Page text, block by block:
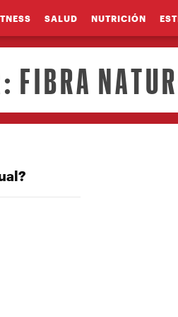
SALUD NUTRICIÓN
FIBRA